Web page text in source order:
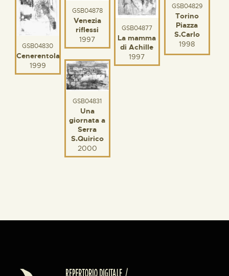
GSB04878
Venezia
riflessi
1997
GSB04877
La mamma
di Achille
1997
GSB04829
Torino
Piazza
S.Carlo
1998
GSB04830
Cenerentola
1999
GSB04831
Una
giornata a
Serra
S.Quirico
2000